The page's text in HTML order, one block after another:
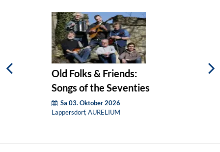
Old Folks & Friends:
Songs of the Seventies
Sa 03. Oktober 2026
Lappersdorf, AURELIUM